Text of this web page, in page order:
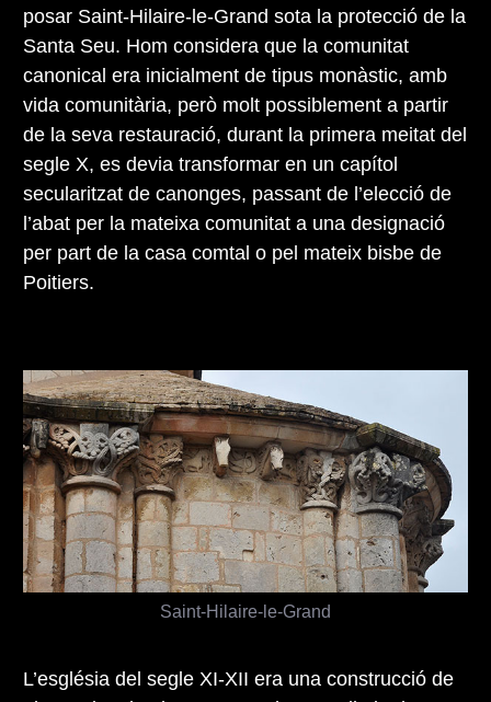
posar Saint-Hilaire-le-Grand sota la protecció de la
Santa Seu. Hom considera que la comunitat
canonical era inicialment de tipus monàstic, amb
vida comunitària, però molt possiblement a partir
de la seva restauració, durant la primera meitat del
segle X, es devia transformar en un capítol
secularitzat de canonges, passant de l’elecció de
l’abat per la mateixa comunitat a una designació
per part de la casa comtal o pel mateix bisbe de
Poitiers.
L’església del segle XI-XII era una construcció de
Saint-Hilaire-le-Grand